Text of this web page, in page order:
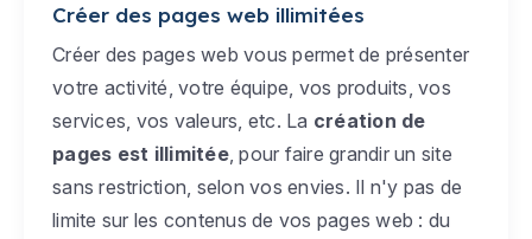
Créer des pages web illimitées
Créer des pages web vous permet de présenter
votre activité, votre équipe, vos produits, vos
services, vos valeurs, etc. La création de
pages est illimitée, pour faire grandir un site
sans restriction, selon vos envies. Il n'y pas de
limite sur les contenus de vos pages web : du